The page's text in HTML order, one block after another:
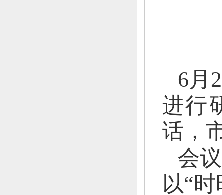
6月
进行
话，
会
以“